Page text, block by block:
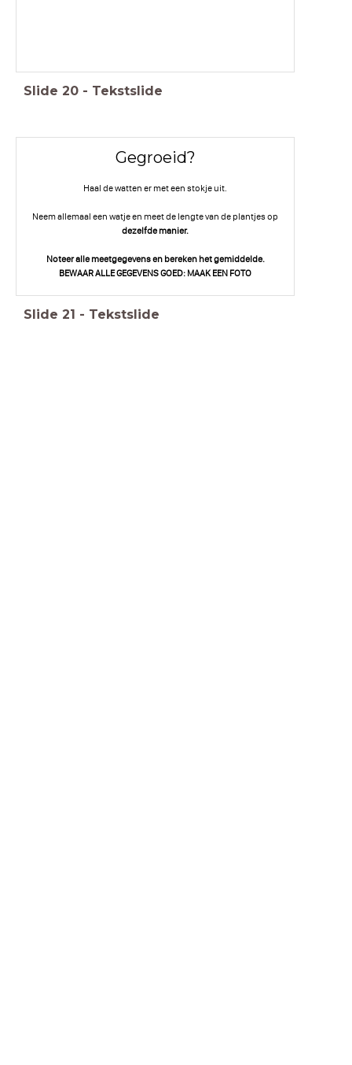
Slide 20 - Tekstslide
Gegroeid?
Haal de watten er met een stokje uit.
Neem allemaal een watje en meet de lengte van de plantjes op
dezelfde manier.
Noteer alle meetgegevens en bereken het gemiddelde.
BEWAAR ALLE GEGEVENS GOED: MAAK EEN FOTO
Slide 21 - Tekstslide